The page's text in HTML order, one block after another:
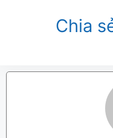
Chia